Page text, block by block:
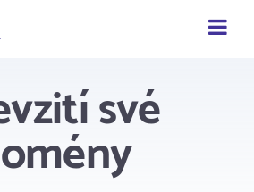
své